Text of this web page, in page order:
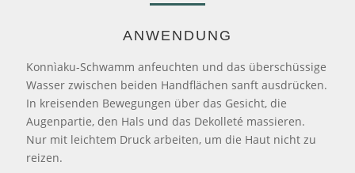
ANWENDUNG
Konnìaku-Schwamm anfeuchten und das überschüssige
Wasser zwischen beiden Handflächen sanft ausdrücken.
In kreisenden Bewegungen über das Gesicht, die
Augenpartie, den Hals und das Dekolleté massieren.
Nur mit leichtem Druck arbeiten, um die Haut nicht zu
reizen.